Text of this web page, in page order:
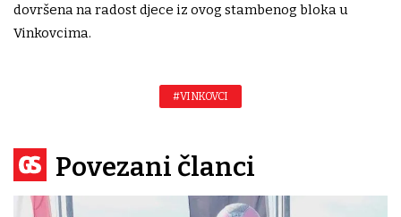
dovršena na radost djece iz ovog stambenog bloka u
Vinkovcima.
#VINKOVCI
Povezani članci